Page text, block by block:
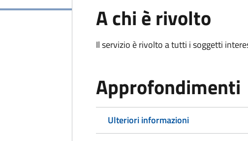
A chi è rivolto
Il servizio è rivolto a tutti i soggetti
Approfondimenti
Ulteriori informazioni